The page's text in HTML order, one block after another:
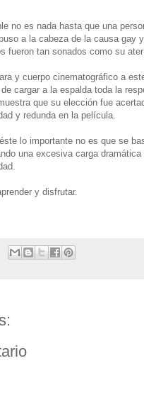
no es nada hasta que una
a la cabeza de la causa gay
fueron tan sonados como su
y cuerpo cinematográfico a
cargar a la espalda toda la
que su elección fue
y redunda en la película.
lo importante no es que se
una excesiva carga
y disfrutar.